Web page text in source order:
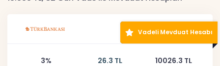
Vadeli Mevduat Hesabı
3% 26.3 TL 10026.3 TL